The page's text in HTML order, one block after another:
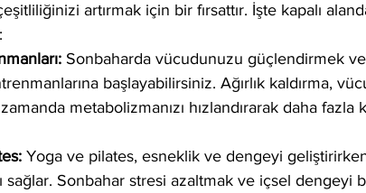
artırmak için bir fırsattır. İşte kapalı
Sonbaharda vücudunuzu güçlendirmek
başlayabilirsiniz. Ağırlık kaldırma,
metabolizmanızı hızlandırarak daha fazla
Yoga ve pilates, esneklik ve dengeyi
sağlar. Sonbahar stresi azaltmak ve içsel dengeyi